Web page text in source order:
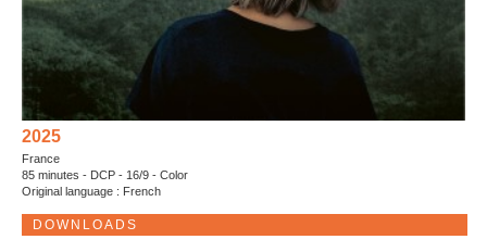
2025
France
85 minutes - DCP - 16/9 - Color
Original language : French
DOWNLOADS